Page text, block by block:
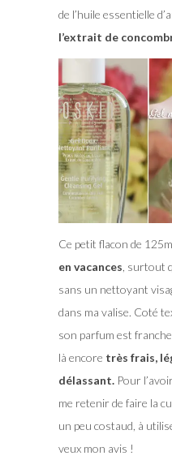
de l’huile essentielle
l’extrait de
Ce petit flacon de
en vacances , surtout
sans un nettoyant
dans ma valise. Coté
son parfum est
là encore très frais,
délassant.Pour
me retenir de faire la
un peu costaud, à
veux mon avis !